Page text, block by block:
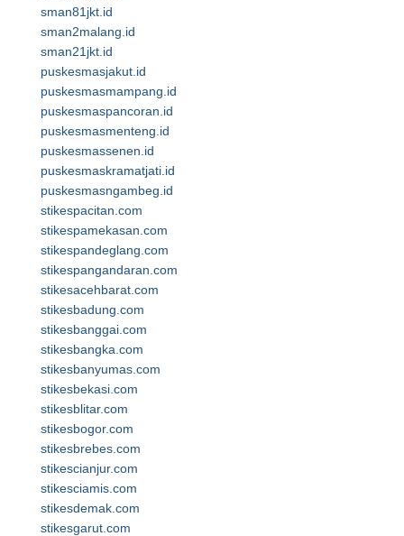
sman81jkt.id
sman2malang.id
sman21jkt.id
puskesmasjakut.id
puskesmasmampang.id
puskesmaspancoran.id
puskesmasmenteng.id
puskesmassenen.id
puskesmaskramatjati.id
puskesmasngambeg.id
stikespacitan.com
stikespamekasan.com
stikespandeglang.com
stikespangandaran.com
stikesacehbarat.com
stikesbadung.com
stikesbanggai.com
stikesbangka.com
stikesbanyumas.com
stikesbekasi.com
stikesblitar.com
stikesbogor.com
stikesbrebes.com
stikescianjur.com
stikesciamis.com
stikesdemak.com
stikesgarut.com